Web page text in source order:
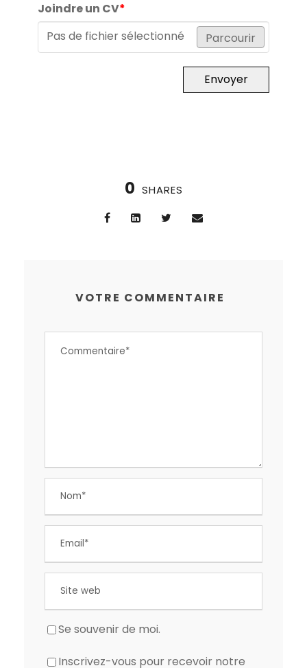
Joindre un CV*
Pas de fichier sélectionné
Parcourir
Envoyer
0 SHARES
VOTRE COMMENTAIRE
Se souvenir de moi.
Inscrivez-vous pour recevoir notre